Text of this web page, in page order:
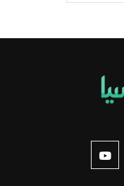
Suivez-nous
nous sur
nous sur Twitter